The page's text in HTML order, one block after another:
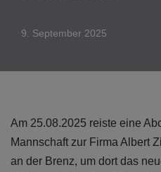
9. September 2025
Am 25.08.2025 reiste eine
Mannschaft zur Firma Albert
an der Brenz, um dort das